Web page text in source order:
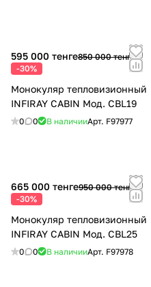
595 000 тенге850 000 тенге
-30%
Монокуляр тепловизионный
INFIRAY CABIN Мод. CBL19
0 0 В наличииАрт. F97977
665 000 тенге950 000 тенге
-30%
Монокуляр тепловизионный
INFIRAY CABIN Мод. CBL25
0 0 В наличииАрт. F97978